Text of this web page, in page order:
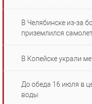
В Челябинске из-за
приземлился
В Копейске украли
До обеда 16 июля в
воды